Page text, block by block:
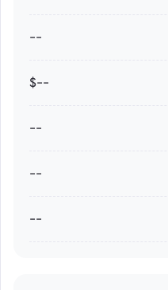
--
--$
--
--
--